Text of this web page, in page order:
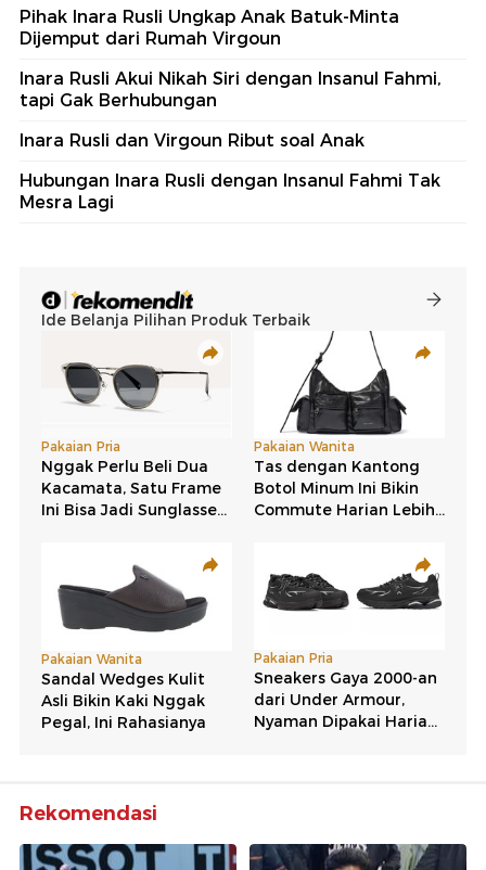
Pihak Inara Rusli Ungkap Anak Batuk-Minta
Dijemput dari Rumah Virgoun
Inara Rusli Akui Nikah Siri dengan Insanul Fahmi,
tapi Gak Berhubungan
Inara Rusli dan Virgoun Ribut soal Anak
Hubungan Inara Rusli dengan Insanul Fahmi Tak
Mesra Lagi
Rekomendasi